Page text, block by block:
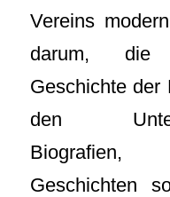
Vereins
darum, die
Geschichte der
den
Biografien,
Geschichten